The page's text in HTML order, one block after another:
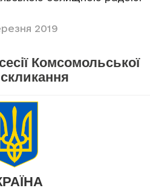
2019
Комсомольської